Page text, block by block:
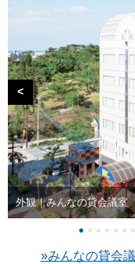
外観｜みんなの貸会議
<
»みんなの貸会